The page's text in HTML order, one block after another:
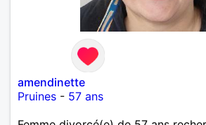
amendinette
Pruines - 57 ans